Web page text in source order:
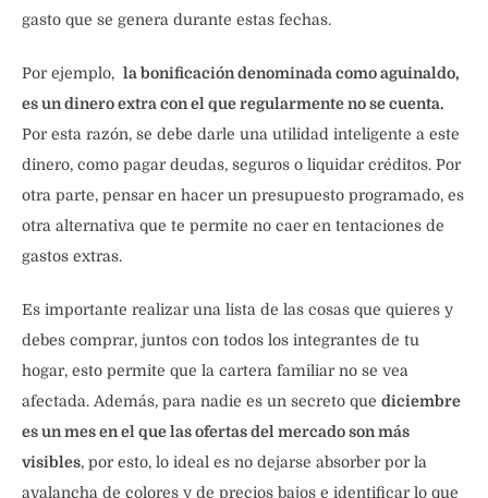
gasto que se genera durante estas fechas.
Por ejemplo, la bonificación denominada como aguinaldo,
es un dinero extra con el que regularmente no se cuenta.
Por esta razón, se debe darle una utilidad inteligente a este
dinero, como pagar deudas, seguros o liquidar créditos. Por
otra parte, pensar en hacer un presupuesto programado, es
otra alternativa que te permite no caer en tentaciones de
gastos extras.
Es importante realizar una lista de las cosas que quieres y
debes comprar, juntos con todos los integrantes de tu
hogar, esto permite que la cartera familiar no se vea
afectada. Además, para nadie es un secreto que diciembre
es un mes en el que las ofertas del mercado son más
visibles, por esto, lo ideal es no dejarse absorber por la
avalancha de colores y de precios bajos e identificar lo que